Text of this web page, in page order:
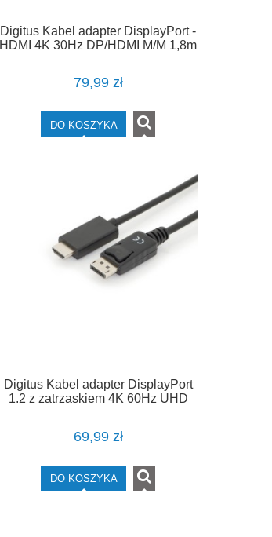
Digitus Kabel adapter DisplayPort -
HDMI 4K 30Hz DP/HDMI M/M 1,8m
79,99 zł
DO KOSZYKA
Digitus Kabel adapter DisplayPort
1.2 z zatrzaskiem 4K 60Hz UHD
69,99 zł
DO KOSZYKA